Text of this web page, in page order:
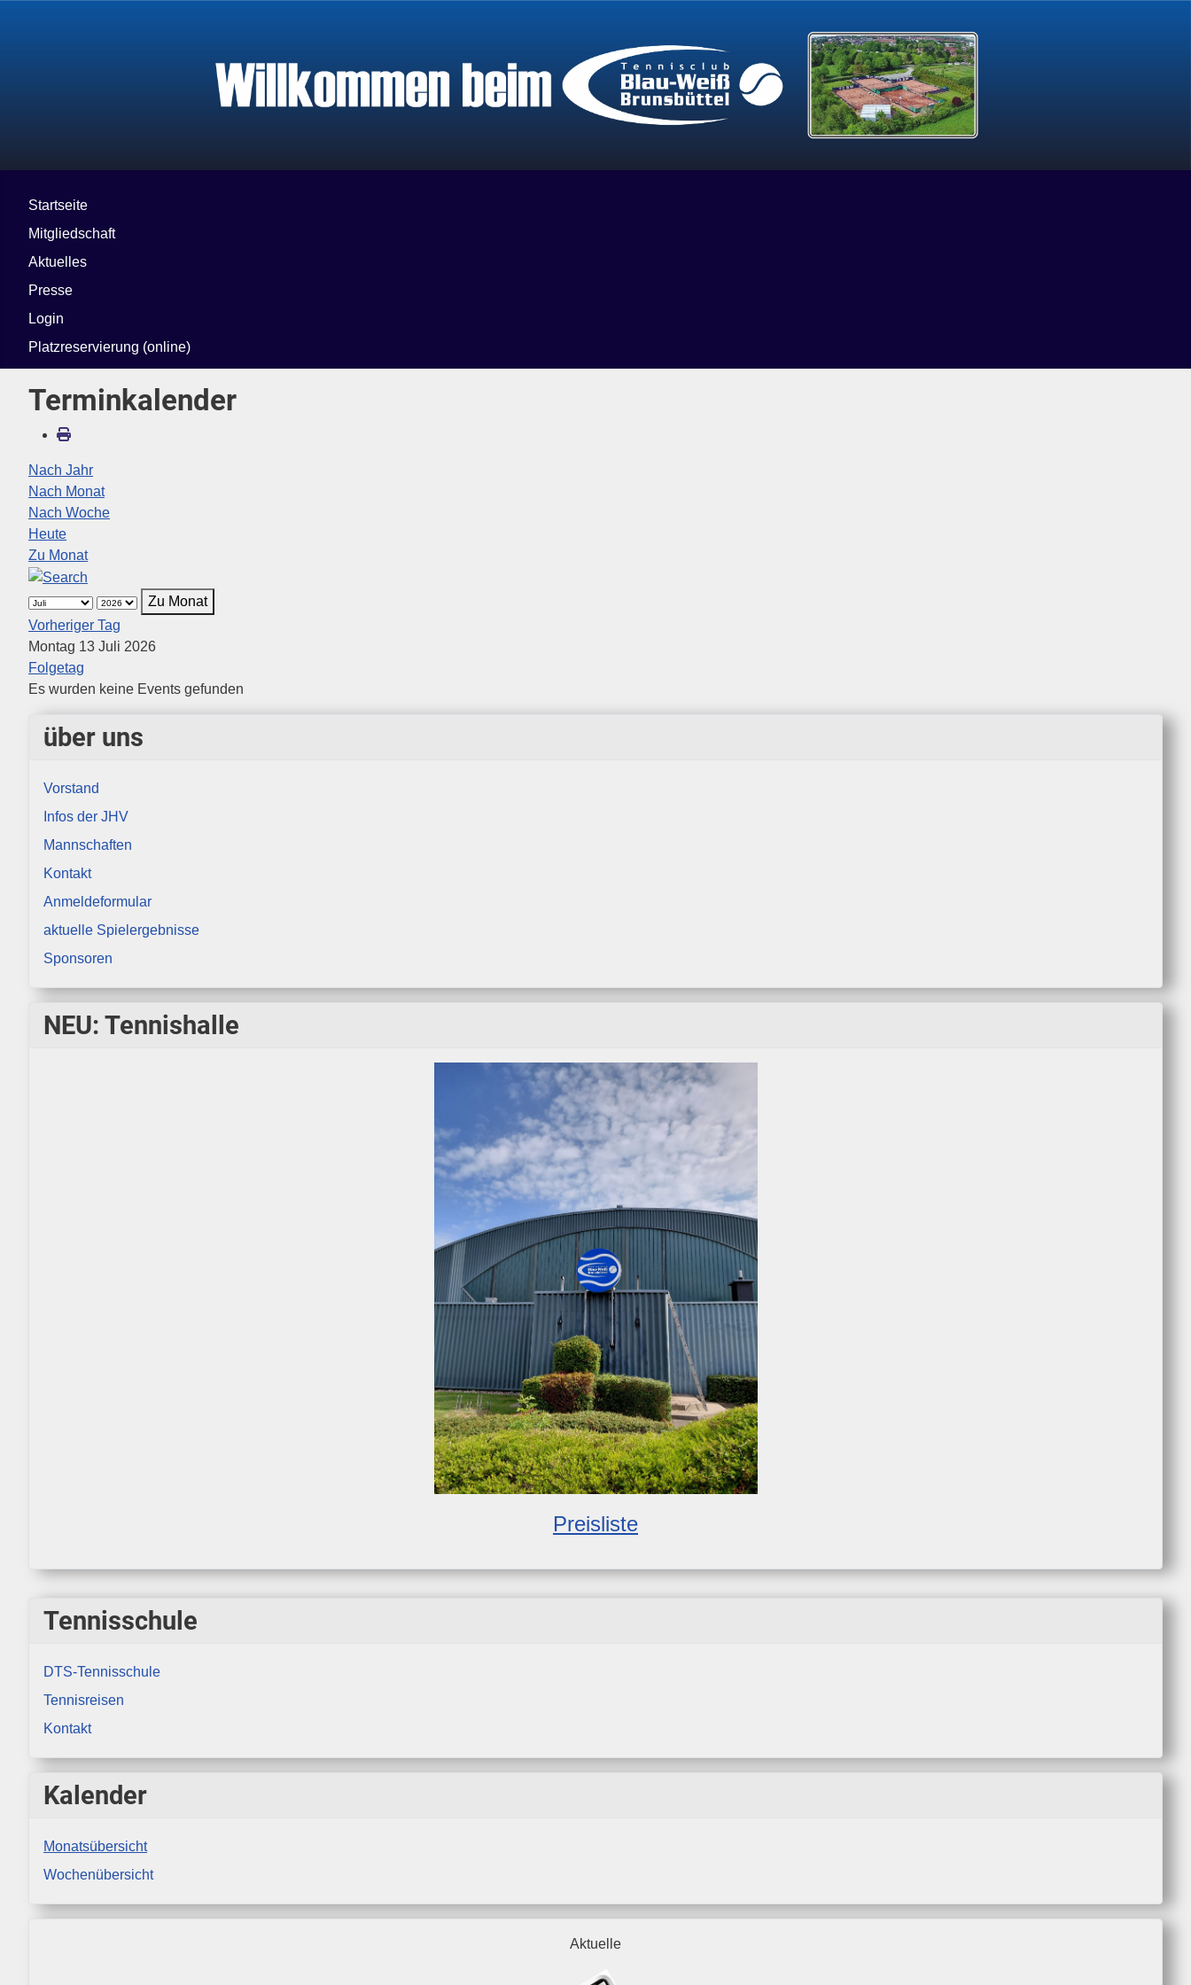
Startseite
Mitgliedschaft
Aktuelles
Presse
Login
Platzreservierung (online)
Tennisschule
DTS-Tennisschule
Tennisreisen
Kontakt
Kalender
Monatsübersicht
Wochenübersicht
Aktuelle
Terminkalender
Nach Jahr
Nach Monat
Nach Woche
Heute
Zu Monat
Zu Monat
Vorheriger Tag
Montag 13 Juli 2026
Folgetag
Es wurden keine Events gefunden
über uns
Vorstand
Infos der JHV
Mannschaften
Kontakt
Anmeldeformular
aktuelle Spielergebnisse
Sponsoren
NEU: Tennishalle
Preisliste